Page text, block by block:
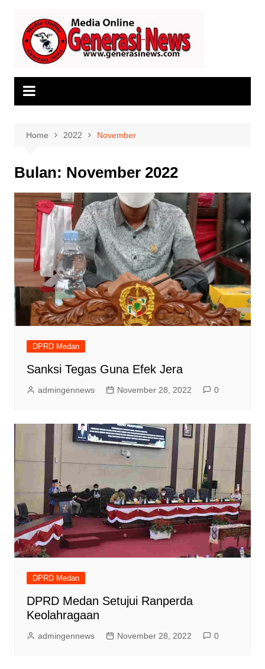
content
Home 2022 November
Bulan: November 2022
DPRD Medan
Sanksi Tegas Guna Efek Jera
admingennews November 28, 2022 0
DPRD Medan
DPRD Medan Setujui Ranperda
Keolahragaan
admingennews November 28, 2022 0